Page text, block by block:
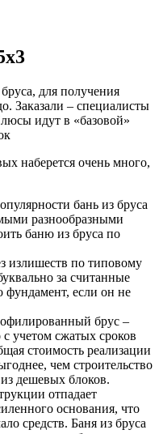
для получения
Заказали – специалисты
идут в «базовой»
наберется очень много,
бань из бруса
разнообразными
баню из бруса по
излишеств по типовому
за считанные
фундамент, если он не
брус –
учетом сжатых сроков
стоимость реализации
чем строительство
дешевых блоков.
отпадает
основания, что
средств. Баня из бруса